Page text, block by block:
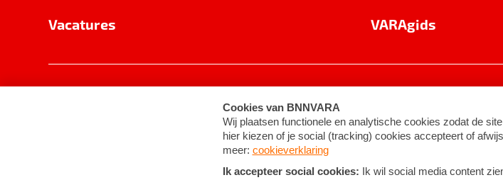
Vacatures VARAgids
Cookie-instellingen Algemene voorwaarden ©2026BNNVARA